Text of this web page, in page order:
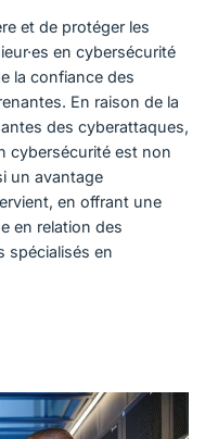
et de protéger les
en cybersécurité
la confiance des
En raison de la
des cyberattaques,
cybersécurité est non
un avantage
en offrant une
en relation des
spécialisés en